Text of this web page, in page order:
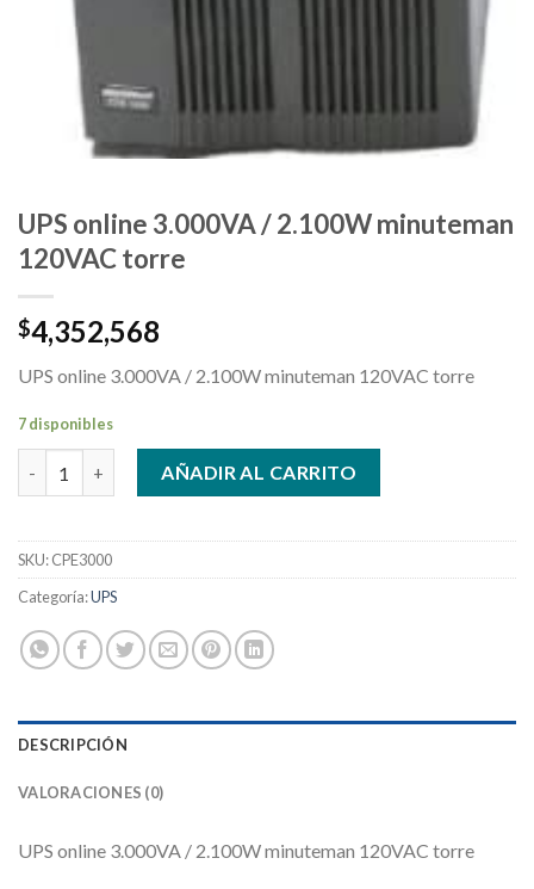
UPS online 3.000VA / 2.100W minuteman
120VAC torre
$4,352,568
UPS online 3.000VA / 2.100W minuteman 120VAC torre
7 disponibles
UPS online 3.000VA / 2.100W minuteman 120VAC torre cantidad
AÑADIR AL CARRITO
SKU:CPE3000
Categoría:UPS
DESCRIPCIÓN
VALORACIONES (0)
UPS online 3.000VA / 2.100W minuteman 120VAC torre